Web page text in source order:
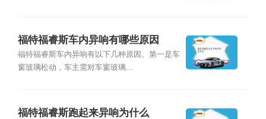
福特福睿斯车内异响有哪些原因
福特福睿斯车内异响有以下几种原因。第一是车
窗玻璃松动，车主需对车窗玻璃...
福特福睿斯跑起来异响为什么